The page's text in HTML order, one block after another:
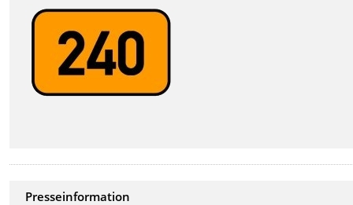
Presseinformation